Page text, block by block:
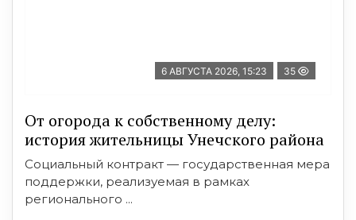
6 АВГУСТА 2026, 15:23 35
От огорода к собственному делу:
история жительницы Унечского района
Социальный контракт — государственная мера
поддержки, реализуемая в рамках
регионального ...